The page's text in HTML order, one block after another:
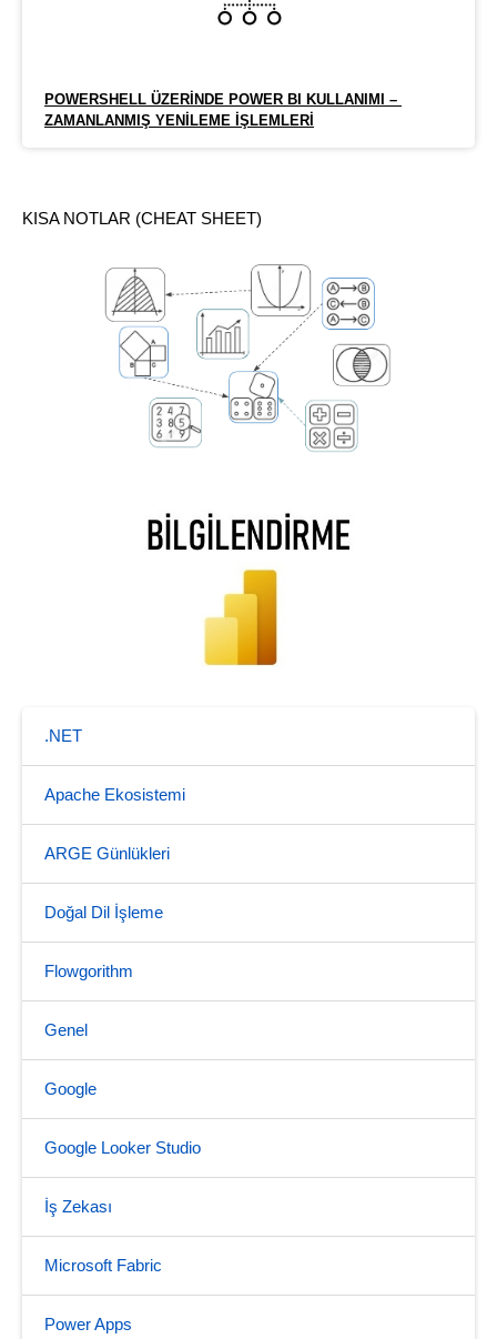
POWERSHELL ÜZERINDE POWER BI KULLANIMI –
ZAMANLANMIŞ YENILEME İŞLEMLERI
KISA NOTLAR (CHEAT SHEET)
.NET
Apache Ekosistemi
ARGE Günlükleri
Doğal Dil İşleme
Flowgorithm
Genel
Google
Google Looker Studio
İş Zekası
Microsoft Fabric
Power Apps